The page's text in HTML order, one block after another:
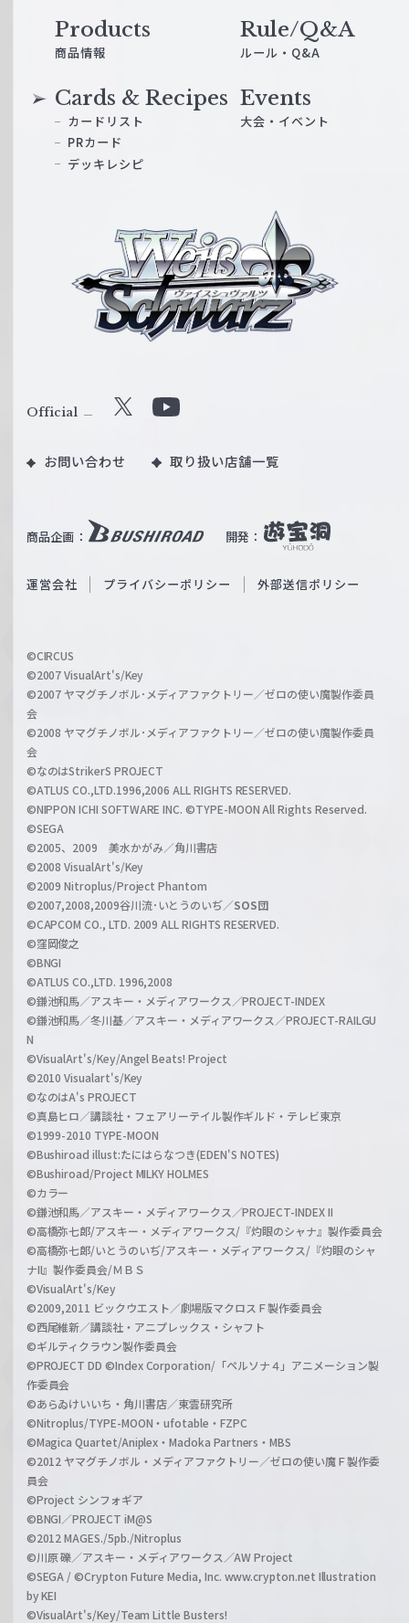
ス
ル
W
ß
c
a
r
z
Products
商品情報
Cards & Recipes
カードリスト
PRカード
デッキレシピ
Events
大会・イベント
Rule/Q&A
ルール・Q&A
商品企画： 開発：
Official X
u
b
O
i
l
h
a
n
l
お問い合わせ 取り扱い店舗一覧
運営会社 プライバシーポリシー 外部送信ポリシー
©CIRCUS
©2007 VisualArt's/Key
©2007 ヤマグチノボル･メディアファクトリー／ゼロの使い魔製作委員
会
©2008 ヤマグチノボル･メディアファクトリー／ゼロの使い魔製作委員
会
©なのはStrikerS PROJECT
©ATLUS CO.,LTD.1996,2006 ALL RIGHTS RESERVED.
©NIPPON ICHI SOFTWARE INC. ©TYPE-MOON All Rights Reserved.
©SEGA
©2005、2009 美水かがみ／角川書店
©2008 VisualArt's/Key
©2009 Nitroplus/Project Phantom
©2007,2008,2009谷川流･いとうのいぢ／SOS団
©CAPCOM CO., LTD. 2009 ALL RIGHTS RESERVED.
©窪岡俊之
©BNGI
©ATLUS CO.,LTD. 1996,2008
©鎌池和馬／アスキー・メディアワークス／PROJECT-INDEX
©鎌池和馬／冬川基／アスキー・メディアワークス／PROJECT-RAILGU
N
©VisualArt's/Key/Angel Beats! Project
©2010 Visualart's/Key
©なのはA's PROJECT
©真島ヒロ／講談社・フェアリーテイル製作ギルド・テレビ東京
©1999-2010 TYPE-MOON
©Bushiroad illust:たにはらなつき(EDEN'S NOTES)
©Bushiroad/Project MILKY HOLMES
©カラー
©鎌池和馬／アスキー・メディアワークス／PROJECT-INDEX II
©高橋弥七郎/アスキー・メディアワークス/『灼眼のシャナ』製作委員会
©高橋弥七郎/いとうのいぢ/アスキー・メディアワークス/『灼眼のシャ
ナII』製作委員会/ＭＢＳ
©VisualArt's/Key
©2009,2011 ビックウエスト／劇場版マクロスＦ製作委員会
©西尾維新／講談社・アニプレックス・シャフト
©ギルティクラウン製作委員会
©PROJECT DD ©Index Corporation/「ペルソナ４」アニメーション製
作委員会
©あらゐけいいち・角川書店／東雲研究所
©Nitroplus/TYPE-MOON・ufotable・FZPC
©Magica Quartet/Aniplex・Madoka Partners・MBS
©2012 ヤマグチノボル・メディアファクトリー／ゼロの使い魔Ｆ製作委
員会
©Project シンフォギア
©BNGI／PROJECT iM@S
©2012 MAGES./5pb./Nitroplus
©川原 礫／アスキー・メディアワークス／AW Project
©SEGA / ©Crypton Future Media, Inc. www.crypton.net Illustration
by KEI
©VisualArt's/Key/Team Little Busters!